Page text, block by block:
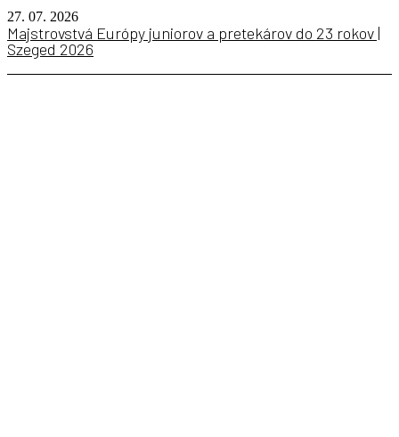
27. 07. 2026
Majstrovstvá Európy juniorov a pretekárov do 23 rokov |
Szeged 2026